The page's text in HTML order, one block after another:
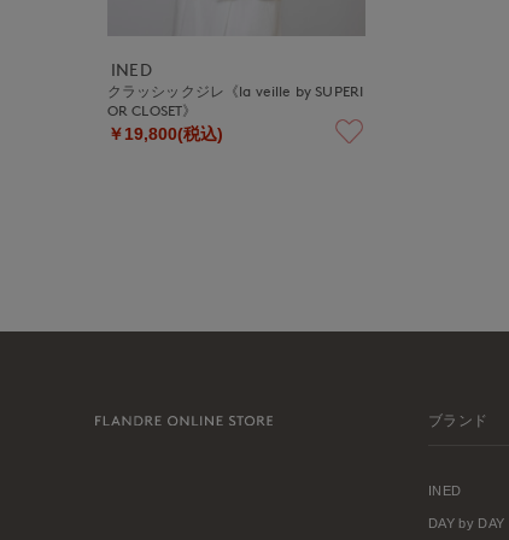
INED
クラッシックジレ《la veille by SUPERI
OR CLOSET》
￥19,800(税込)
ブランド
INED
DAY by DAY